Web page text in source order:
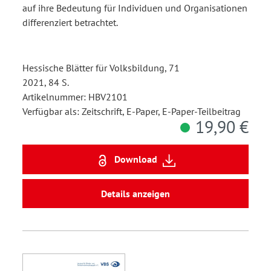
auf ihre Bedeutung für Individuen und Organisationen
differenziert betrachtet.
Hessische Blätter für Volksbildung, 71
2021, 84 S.
Artikelnummer: HBV2101
Verfügbar als: Zeitschrift, E-Paper, E-Paper-Teilbeitrag
19,90 €
Download
Details anzeigen